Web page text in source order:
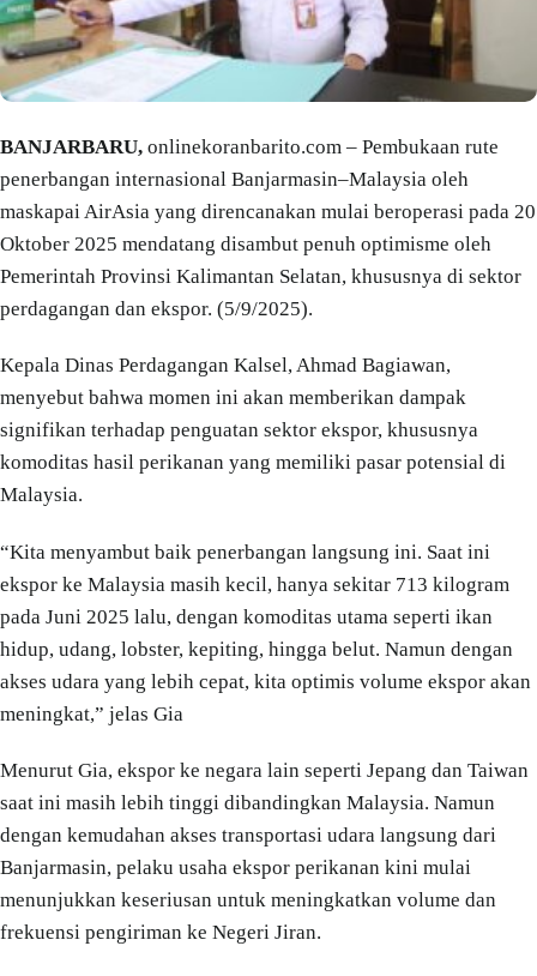
BANJARBARU, onlinekoranbarito.com – Pembukaan rute
penerbangan internasional Banjarmasin–Malaysia oleh
maskapai AirAsia yang direncanakan mulai beroperasi pada 20
Oktober 2025 mendatang disambut penuh optimisme oleh
Pemerintah Provinsi Kalimantan Selatan, khususnya di sektor
perdagangan dan ekspor. (5/9/2025).
Kepala Dinas Perdagangan Kalsel, Ahmad Bagiawan,
menyebut bahwa momen ini akan memberikan dampak
signifikan terhadap penguatan sektor ekspor, khususnya
komoditas hasil perikanan yang memiliki pasar potensial di
Malaysia.
“Kita menyambut baik penerbangan langsung ini. Saat ini
ekspor ke Malaysia masih kecil, hanya sekitar 713 kilogram
pada Juni 2025 lalu, dengan komoditas utama seperti ikan
hidup, udang, lobster, kepiting, hingga belut. Namun dengan
akses udara yang lebih cepat, kita optimis volume ekspor akan
meningkat,” jelas Gia
Menurut Gia, ekspor ke negara lain seperti Jepang dan Taiwan
saat ini masih lebih tinggi dibandingkan Malaysia. Namun
dengan kemudahan akses transportasi udara langsung dari
Banjarmasin, pelaku usaha ekspor perikanan kini mulai
menunjukkan keseriusan untuk meningkatkan volume dan
frekuensi pengiriman ke Negeri Jiran.